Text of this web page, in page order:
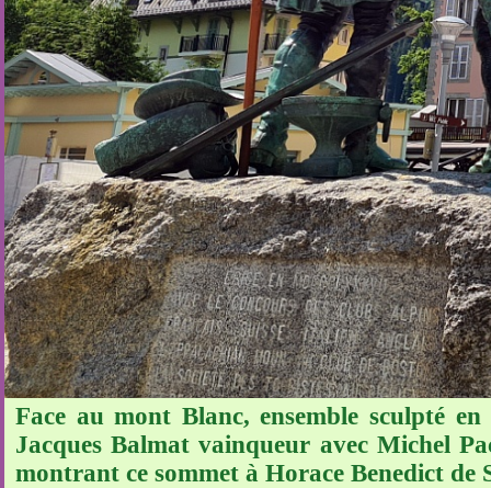
Face au mont Blanc, ensemble sculpté
Jacques Balmat vainqueur avec Michel
montrant ce sommet à Horace Benedict de